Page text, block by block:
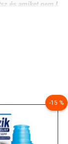
és amiket nem
posztbiotikus
bőrön. Az
el, amíg
-15 %